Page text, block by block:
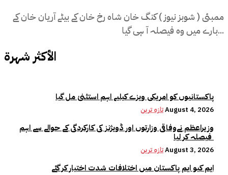
ممبئی ( شوبز نیوز ) کنگ خان شاہ رخ خان کے بیٹے آریان خان کے
بارے میں وہ فیصلہ آ ہی گیا...
الأكثر شهرة
پاکستانیوں کو امریکی ویزے کیلیے اہم استثنیٰ مل گیا
تازہ ترینAugust 4, 2026
وزیراعظم نےوفاقی وزارتوں اور ڈویژنز کی کارکردگی کے حوالے سے اہم
تازہ ترینAugust 3, 2026
ایم کیو ایم پاکستان میں اختلافات شدت اختیار کر گئے